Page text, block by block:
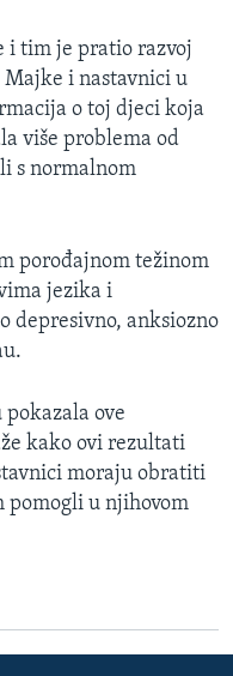
i tim je pratio razvoj
i nastavnici u
o toj djeci koja
više problema od
s normalnom
porođajnom težinom
jezika i
depresivno, anksiozno
ove
kako ovi rezultati
moraju obratiti
pomogli u njihovom